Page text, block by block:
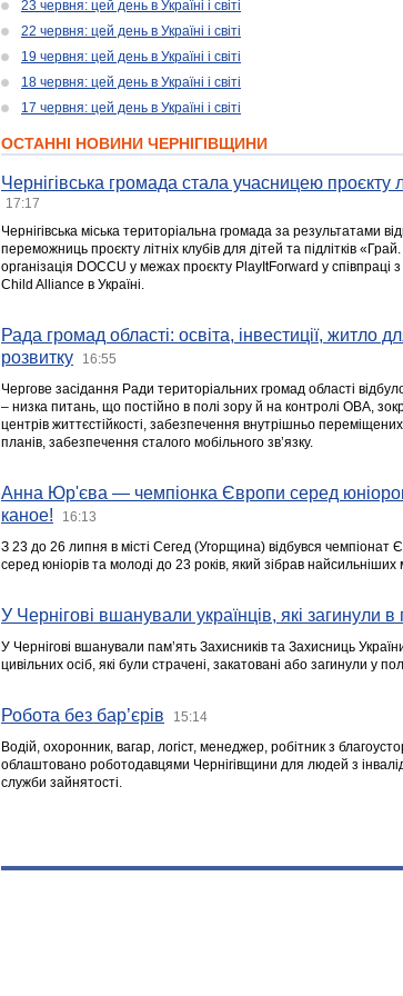
23 червня: цей день в Україні і світі
22 червня: цей день в Україні і світі
19 червня: цей день в Україні і світі
18 червня: цей день в Україні і світі
17 червня: цей день в Україні і світі
ОСТАННІ НОВИНИ ЧЕРНІГІВЩИНИ
Чернігівська громада стала учасницею проєкту
17:17
Чернігівська міська територіальна громада за результатами
переможниць проєкту літніх клубів для дітей та підлітків
організація DOCCU у межах проєкту PlayItForward у
Child Alliance в Україні.
Рада громад області: освіта, інвестиції, житло
розвитку
16:55
Чергове засідання Ради територіальних громад області
– низка питань, що постійно в полі зору й на контролі ОВА,
центрів життєстійкості, забезпечення внутрішньо
планів, забезпечення сталого мобільного зв’язку.
Анна Юр'єва — чемпіонка Європи серед
каное!
16:13
З 23 до 26 липня в місті Сегед (Угорщина) відбувся чемпіонат
серед юніорів та молоді до 23 років, який зібрав
У Чернігові вшанували українців, які загинули в
У Чернігові вшанували пам’ять Захисників та Захисниць
цивільних осіб, які були страчені, закатовані або загинули у
Робота без бар’єрів 15:14
Водій, охоронник, вагар, логіст, менеджер, робітник з
облаштовано роботодавцями Чернігівщини для людей з
служби зайнятості.